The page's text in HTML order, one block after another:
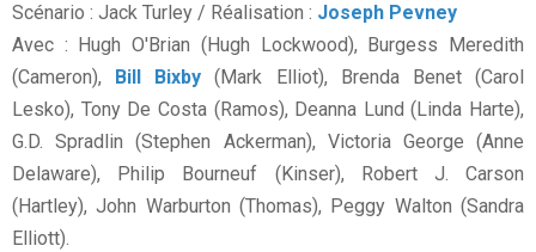
Scénario : Jack Turley / Réalisation : Joseph Pevney
Avec : Hugh O'Brian (Hugh Lockwood), Burgess Meredith
(Cameron),
Bill Bixby (Mark Elliot), Brenda Benet (Carol
Lesko), Tony De Costa (Ramos), Deanna Lund (Linda Harte),
G.D. Spradlin (Stephen Ackerman), Victoria George (Anne
Delaware), Philip Bourneuf (Kinser), Robert J. Carson
(Hartley), John Warburton (Thomas), Peggy Walton (Sandra
Elliott).